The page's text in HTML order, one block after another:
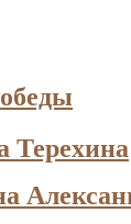
Терехина